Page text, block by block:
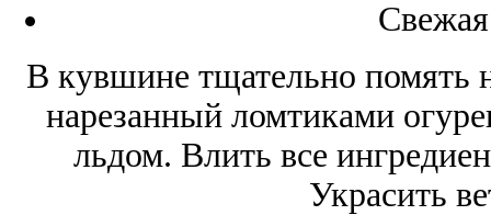
В кувшине тщательно помять
нарезанный ломтиками
льдом. Влить все
Украсить